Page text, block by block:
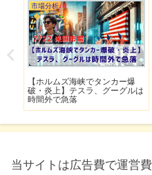
市場分析
【ホルムズ海峡でタンカー爆
破・炎上】テスラ、グーグルは
時間外で急落
当サイトは広告費で運営